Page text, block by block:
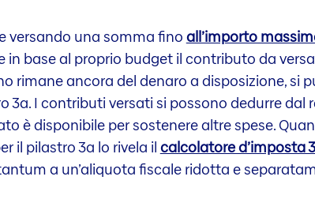
versando una somma fino all’importo
in base al proprio budget il contributo da
rimane ancora del denaro a disposizione,
I contributi versati si possono dedurre dal
è disponibile per sostenere altre spese.
il pilastro 3a lo rivela il calcolatore d’imposta
a un’aliquota fiscale ridotta e